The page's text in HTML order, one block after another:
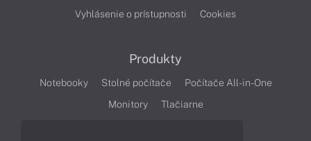
Vyhlásenie o prístupnosti
Cookies
Produkty
Notebooky Stolné počítače
Počítače All-in-One
Monitory
Tlačiarne